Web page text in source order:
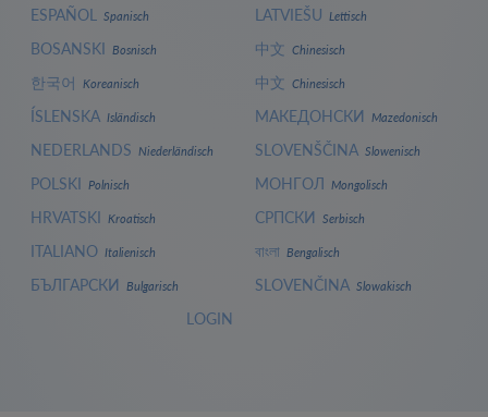
ESPAÑOL Spanisch
BOSANSKI Bosnisch
한국어 Koreanisch
ÍSLENSKA Isländisch
NEDERLANDS Niederländisch
POLSKI Polnisch
HRVATSKI Kroatisch
ITALIANO Italienisch
БЪЛГАРСКИ Bulgarisch
LATVIEŠU Lettisch
中文 Chinesisch
中文 Chinesisch
МАКЕДОНСКИ Mazedonisch
SLOVENŠČINA Slowenisch
МОНГОЛ Mongolisch
СРПСКИ Serbisch
বাংলা Bengalisch
SLOVENČINA Slowakisch
LOGIN